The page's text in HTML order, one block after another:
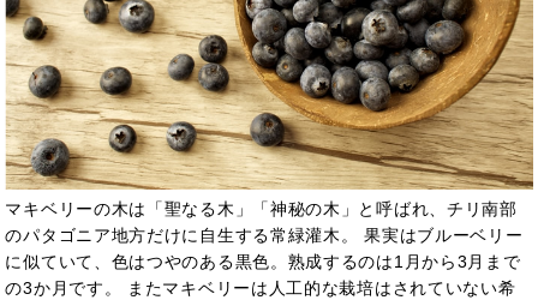
マキベリーの木は「聖なる木」「神秘の木」と呼ばれ、チリ南部
のパタゴニア地方だけに自生する常緑灌木。 果実はブルーベリー
に似ていて、色はつやのある黒色。熟成するのは1月から3月まで
の3か月です。 またマキベリーは人工的な栽培はされていない希